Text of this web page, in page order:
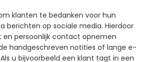
klanten te bedanken voor hun
berichten op sociale media. Hierdoor
en persoonlijk contact opnemen
handgeschreven notities of lange e-
u bijvoorbeeld een klant tagt in een